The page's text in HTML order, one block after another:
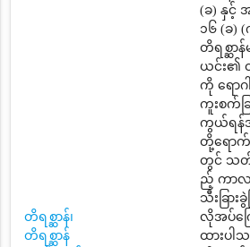
တိရစ္ဆာန်၊
တိရစ္ဆာန်
(ခ) နှင့်
၁၆ (ခ)
တိရစ္ဆာန်
ယင်း၏
ကို ရောဂ
ကူးစက်ခ
ကွယ်ရန်
တို့ရော
တွင် သ
ည့် ကာ
သီးခြား
လိုအပ်ကြ
ထားပါ